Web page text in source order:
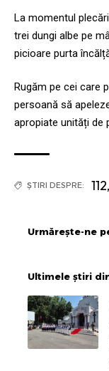
La momentul
trei dungi albe pe
picioare purta
Rugăm pe cei care
persoană să
apropiate unități de
ȘTIRI DESPRE: 112,
Urmărește-ne
Ultimele știri